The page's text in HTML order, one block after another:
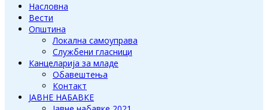
Насловна
Вести
Општина
Локална самоуправа
Службени гласници
Канцеларија за младе
Обавештења
Контакт
ЈАВНЕ НАБАВКЕ